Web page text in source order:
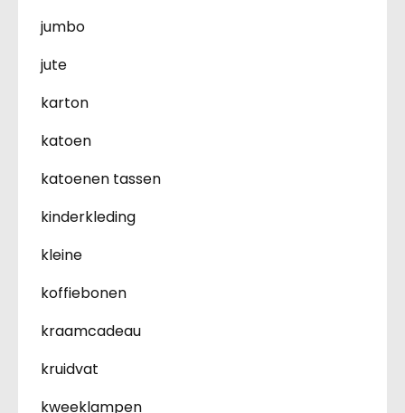
jumbo
jute
karton
katoen
katoenen tassen
kinderkleding
kleine
koffiebonen
kraamcadeau
kruidvat
kweeklampen